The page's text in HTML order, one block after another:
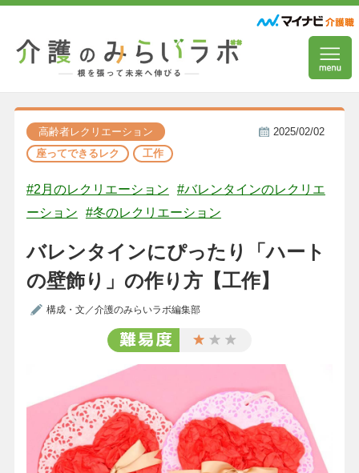
高齢者レクリエーション
座ってできるレク
工作
2025/02/02
#2月のレクリエーション
#バレンタインのレクリエ
ーション
#冬のレクリエーション
バレンタインにぴったり「ハート
の壁飾り」の作り方【工作】
構成・文／介護のみらいラボ編集部